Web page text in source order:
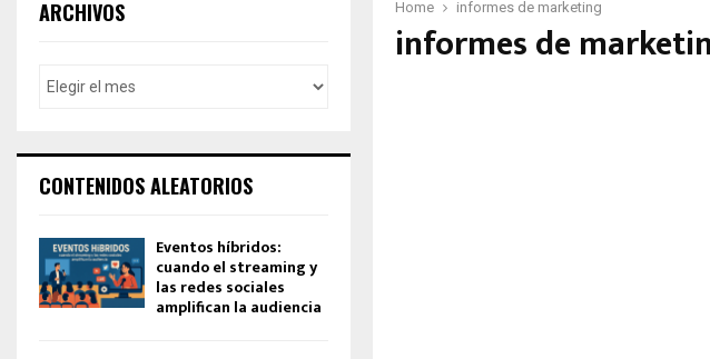
Home informes de marketing
informes de
ARCHIVOS
CONTENIDOS ALEATORIOS
Eventos híbridos:
cuando el streaming y
las redes sociales
amplifican la audiencia